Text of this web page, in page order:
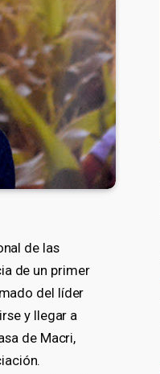
de las
de un primer
del líder
y llegar a
de Macri,